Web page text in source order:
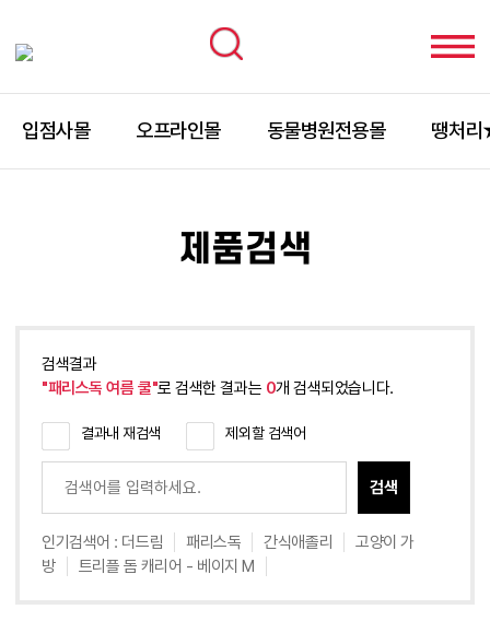
입점사몰 오프라인몰 동물병원전용몰 땡처
제품검색
검색결과
"패리스독 여름 쿨"로 검색한 결과는 0개 검색되었습니다.
결과내 재검색 제외할 검색어
검색
인기검색어 : 더드림 패리스독 간식애졸리
고양이 가
방
트리플 돔 캐리어 - 베이지 M